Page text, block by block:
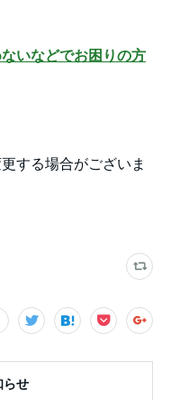
いなどでお困りの方
する場合がございま
らせ